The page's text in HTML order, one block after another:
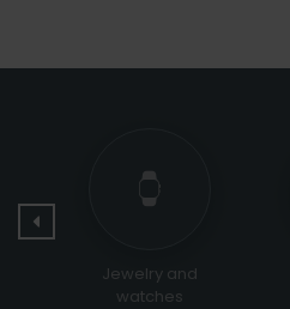
Religious &
Ceremonial